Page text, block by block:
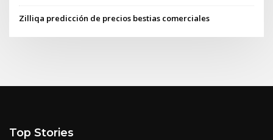
Zilliqa predicción de precios bestias comerciales
Top Stories